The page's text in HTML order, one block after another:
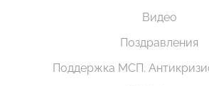
Видео
Поздравления
Поддержка МСП.